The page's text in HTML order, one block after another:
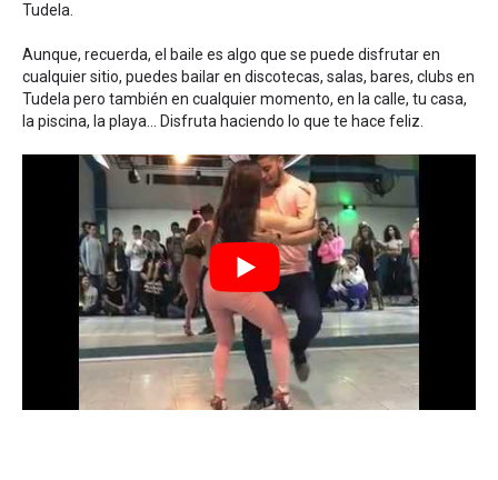
Tudela.
Aunque, recuerda, el baile es algo que se puede disfrutar en
cualquier sitio, puedes bailar en discotecas, salas, bares, clubs en
Tudela pero también en cualquier momento, en la calle, tu casa,
la piscina, la playa... Disfruta haciendo lo que te hace feliz.